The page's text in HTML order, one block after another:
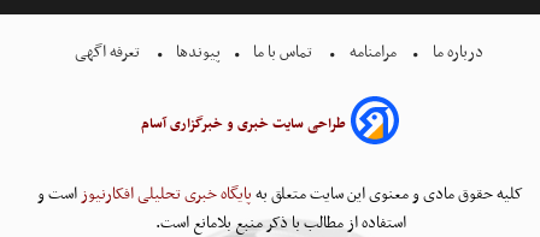
درباره ما مرامنامه تماس با ما پیوندها تعرفه اگهی
طراحی سایت خبری و خبرگزاری آسام
کلیه حقوق مادی و معنوی این سایت متعلق بهپایگاه خبری تحلیلی افکارنیوزاست و
استفاده از مطالب با ذکر منبع بلامانع است.